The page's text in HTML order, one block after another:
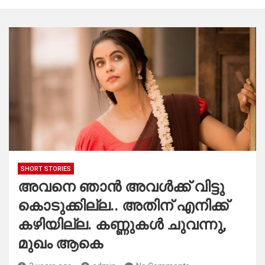
SHORT STORIES
അവനെ ഞാൻ അവൾക്ക് വിട്ടു
കൊടുക്കില്ല.. അതിന് എനിക്ക്
കഴിയില്ല. കണ്ണുകൾ ചുവന്നു,
മുഖം ആകെ